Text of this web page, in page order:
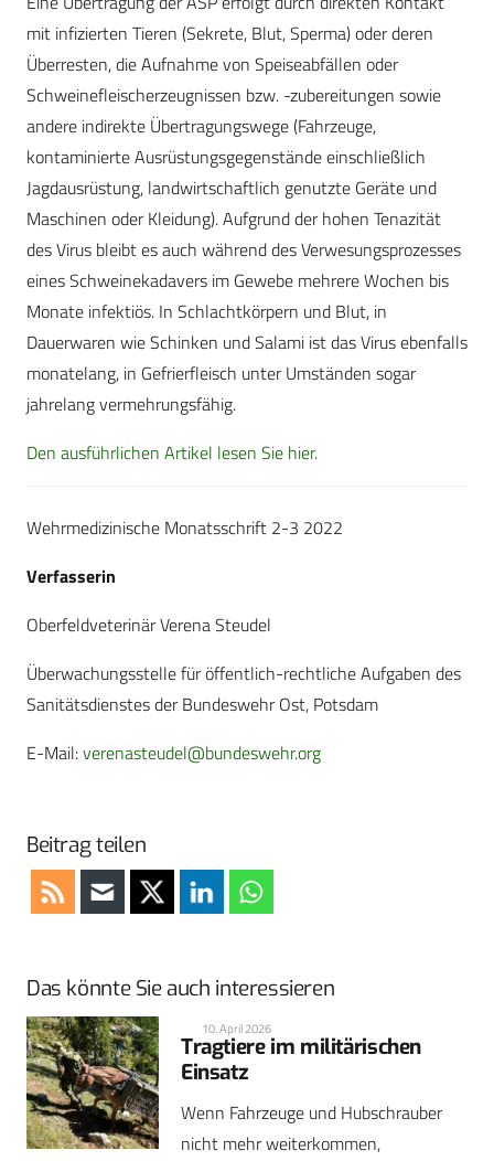
mit infizierten Tieren (Sekrete, Blut, Sperma) oder deren
Überresten, die Aufnahme von Speiseabfällen oder
Schweinefleischerzeugnissen bzw. -zubereitungen sowie
andere indirekte Übertragungswege (Fahrzeuge,
kontaminierte Ausrüstungsgegenstände einschließlich
Jagdausrüstung, landwirtschaftlich genutzte Geräte und
Maschinen oder Kleidung). Aufgrund der hohen Tenazität
des Virus bleibt es auch während des Verwesungsprozesses
eines Schweinekadavers im Gewebe mehrere Wochen bis
Monate infektiös. In Schlachtkörpern und Blut, in
Dauerwaren wie Schinken und Salami ist das Virus ebenfalls
monatelang, in Gefrierfleisch unter Umständen sogar
jahrelang vermehrungsfähig.
Den ausführlichen Artikel lesen Sie hier.
Wehrmedizinische Monatsschrift 2-3 2022
Verfasserin
Oberfeldveterinär Verena Steudel
Überwachungsstelle für öffentlich-rechtliche Aufgaben des
Sanitätsdienstes der Bundeswehr Ost, Potsdam
E-Mail:verenasteudel@bundeswehr.org
Beitrag teilen
Das könnte Sie auch interessieren
10. April 2026
Tragtiere im militärischen
Einsatz
Wenn Fahrzeuge und Hubschrauber
nicht mehr weiterkommen,